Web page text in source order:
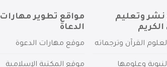
نشر وتعليم
الكريم
القرآن وترجماته
وعلومها
مواقع تطوير مهارات
الدعاة
موقع مهارات الدعوة
موقع المكتبة الإسلامية